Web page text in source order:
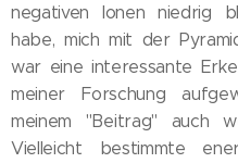
negativen Ionen niedrig
habe, mich mit der
war eine interessante
meiner Forschung
meinem "Beitrag" auch
Vielleicht bestimmte